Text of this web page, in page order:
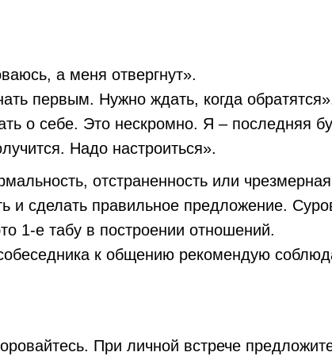
а меня отвергнут».
первым. Нужно ждать, когда
о себе. Это нескромно. Я – последняя
Надо настроиться».
отстраненность или
и сделать правильное предложение.
1-е табу в построении отношений.
к общению рекомендую
При личной встрече